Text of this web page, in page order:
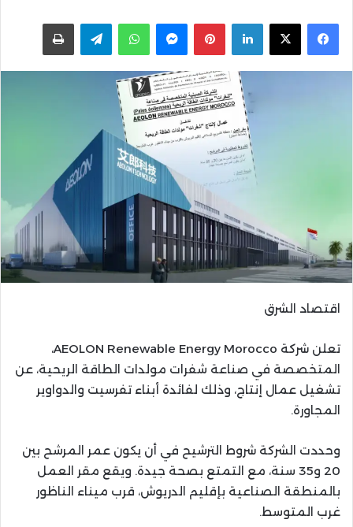
Facebook
X
LinkedIn
Pinterest
Messenger
WhatsApp
Telegramاطبعها
اقتصاد الشرق
تعلن شركة AEOLON Renewable Energy Morocco،
المتخصصة في صناعة شفرات مولدات الطاقة الريحية، عن
تشغيل عمال إنتاج، وذلك لفائدة أبناء تفرسيت والدواوير
المجاورة.
وحددت الشركة شروط الترشيح في أن يكون عمر المرشح بين
20 و35 سنة، مع التمتع بصحة جيدة. ويقع مقر العمل
بالمنطقة الصناعية بإقليم الدريوش، قرب ميناء الناظور
غرب المتوسط.